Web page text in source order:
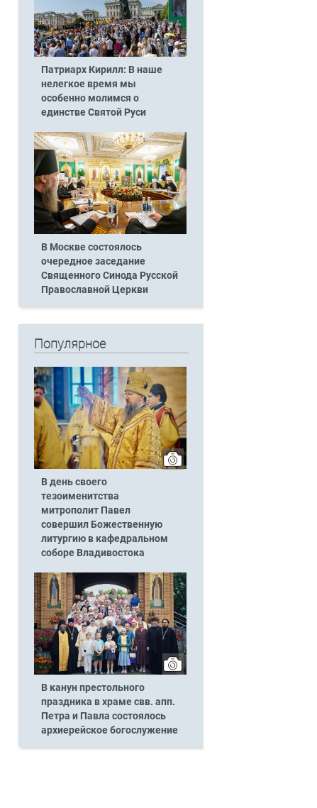
Патриарх Кирилл: В наше
нелегкое время мы
особенно молимся о
единстве Святой Руси
В Москве состоялось
очередное заседание
Священного Синода Русской
Православной Церкви
Популярное
В день своего
тезоименитства
митрополит Павел
совершил Божественную
литургию в кафедральном
соборе Владивостока
В канун престольного
праздника в храме свв. апп.
Петра и Павла состоялось
архиерейское богослужение